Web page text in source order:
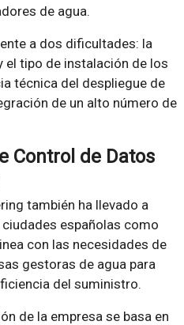
de agua.
a dos dificultades: la
tipo de instalación de los
técnica del despliegue de
de un alto número de
Control de Datos
también ha llevado a
españolas como
con las necesidades de
gestoras de agua para
del suministro.
de la empresa se basa en